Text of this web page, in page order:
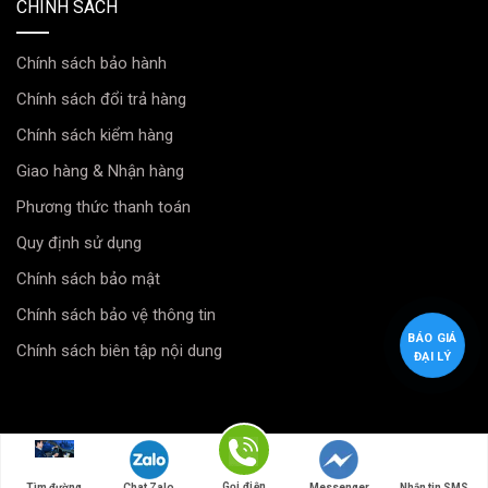
TPE
VF6
gồm
thảm )
VNĐ
Bộ thảm
TPE
VinFast
VF6 (bao
gồm cả
🎁 Ưu đãi cực hấp dẫn tại Minh Thành Auto
Giao hàng tận nơi toàn quốc, nhận hàng kiểm tra mới
thanh toán.
CHÍNH SÁCH
Chính sách bảo hành
Chính sách đổi trả hàng
Chính sách kiểm hàng
Giao hàng & Nhận hàng
Phương thức thanh toán
Quy định sử dụng
Chính sách bảo mật
Chính sách bảo vệ thông tin
Chính sách biên tập nội dung
CopyrightMinh Thành Auto
BÁO GIÁ
ĐẠI LÝ